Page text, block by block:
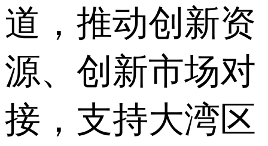
道，推动创新资
源、创新市场对
接，支持大湾区